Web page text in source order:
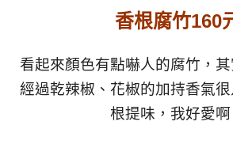
香根腐竹160
看起來顏色有點嚇人的腐竹，其
經過乾辣椒、花椒的加持香氣
根提味，我好愛啊